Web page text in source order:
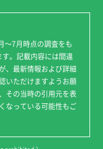
～7月時点の調査をも
。記載内容には間違
、最新情報および詳細
いただけますようお願
その当時の引用元を表
なっている可能性もご